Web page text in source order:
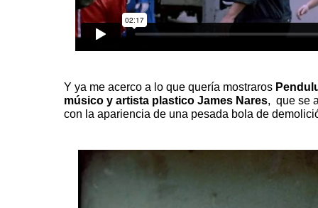
Y ya me acerco a lo que quería mostraros
músico y artista plastico James Nares, que se
con la apariencia de una pesada bola de